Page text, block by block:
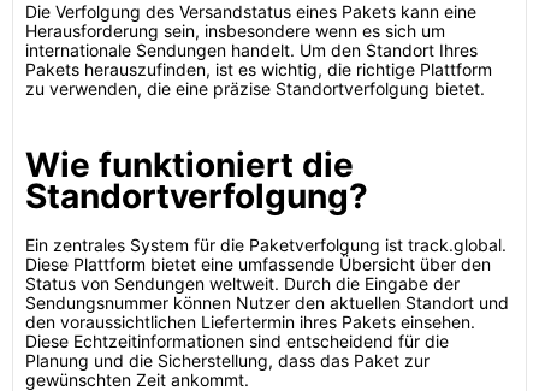
Die Verfolgung des Versandstatus eines Pakets kann eine
Herausforderung sein, insbesondere wenn es sich um
internationale Sendungen handelt. Um den Standort Ihres
Pakets herauszufinden, ist es wichtig, die richtige Plattform
zu verwenden, die eine präzise Standortverfolgung bietet.
Wie funktioniert die
Standortverfolgung?
Ein zentrales System für die Paketverfolgung ist track.global.
Diese Plattform bietet eine umfassende Übersicht über den
Status von Sendungen weltweit. Durch die Eingabe der
Sendungsnummer können Nutzer den aktuellen Standort und
den voraussichtlichen Liefertermin ihres Pakets einsehen.
Diese Echtzeitinformationen sind entscheidend für die
Planung und die Sicherstellung, dass das Paket zur
gewünschten Zeit ankommt.